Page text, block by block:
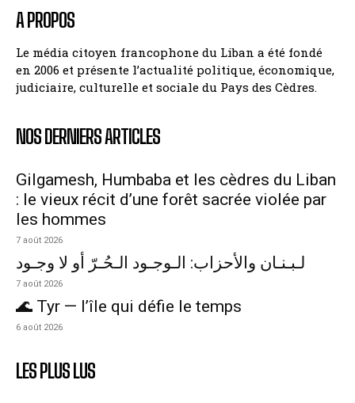
A PROPOS
Le média citoyen francophone du Liban a été fondé
en 2006 et présente l’actualité politique, économique,
judiciaire, culturelle et sociale du Pays des Cèdres.
NOS DERNIERS ARTICLES
Gilgamesh, Humbaba et les cèdres du Liban
: le vieux récit d’une forêt sacrée violée par
les hommes
7 août 2026
لـبـنـان والأحزاب: الـوجـود الـحُـرّ أو لا وجـود
7 août 2026
🌊 Tyr — l’île qui défie le temps
6 août 2026
LES PLUS LUS